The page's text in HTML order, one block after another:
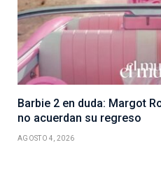
Barbie 2 en duda: Margot
no acuerdan su regreso
AGOSTO 4, 2026